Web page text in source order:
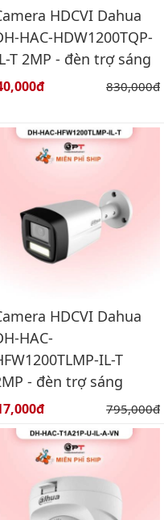
HDCVI Dahua
HAC-HDW1200TQP-
T 2MP - đèn trợ sáng
bán: Giá gốc:
830,000đ
HDCVI Dahua
HAC-
IL-T
- đèn trợ sáng
bán: Giá gốc:
795,000đ